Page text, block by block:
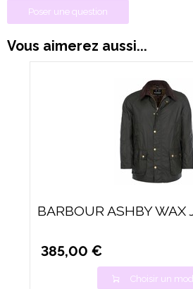
Poser une question
Vous aimerez aussi...
BARBOUR ASHBY WAX
385,00 €
Choisir un